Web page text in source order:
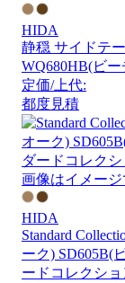
HIDA
静穏 サイドテ
WQ680HB(ビ
定価/上代:
都度見積
画像はイメージ
HIDA
Standard
ーク) SD605B(
ードコレクショ